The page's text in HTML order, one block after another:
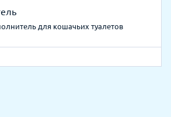
для кошачьих туалетов